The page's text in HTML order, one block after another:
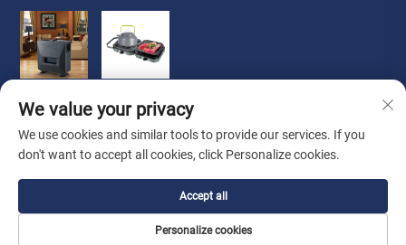
Copyright © 2026 Zhongshan Luoqi Appliance Co., Ltd. todos
los derechos reservados
Sobre Nosotros Acerca
We value your privacy
We use cookies and similar tools to provide our services. If you
don't want to accept all cookies, click Personalize cookies.
Personalize cookies
Accept all